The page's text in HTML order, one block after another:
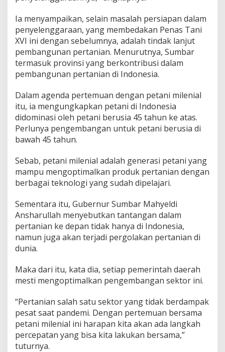
Ia menyampaikan, selain masalah persiapan dalam
penyelenggaraan, yang membedakan Penas Tani
XVI ini dengan sebelumnya, adalah tindak lanjut
pembangunan pertanian. Menurutnya, Sumbar
termasuk provinsi yang berkontribusi dalam
pembangunan pertanian di Indonesia.
Dalam agenda pertemuan dengan petani milenial
itu, ia mengungkapkan petani di Indonesia
didominasi oleh petani berusia 45 tahun ke atas.
Perlunya pengembangan untuk petani berusia di
bawah 45 tahun.
Sebab, petani milenial adalah generasi petani yang
mampu mengoptimalkan produk pertanian dengan
berbagai teknologi yang sudah dipelajari.
Sementara itu, Gubernur Sumbar Mahyeldi
Ansharullah menyebutkan tantangan dalam
pertanian ke depan tidak hanya di Indonesia,
namun juga akan terjadi pergolakan pertanian di
dunia.
Maka dari itu, kata dia, setiap pemerintah daerah
mesti mengoptimalkan pengembangan sektor ini.
“Pertanian salah satu sektor yang tidak berdampak
pesat saat pandemi. Dengan pertemuan bersama
petani milenial ini harapan kita akan ada langkah
percepatan yang bisa kita lakukan bersama,”
tuturnya.